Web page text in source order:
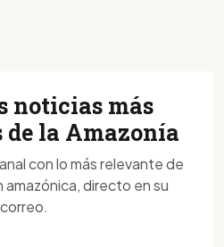
noticias más
la Amazonía
con lo más relevante de
amazónica, directo en su
correo.